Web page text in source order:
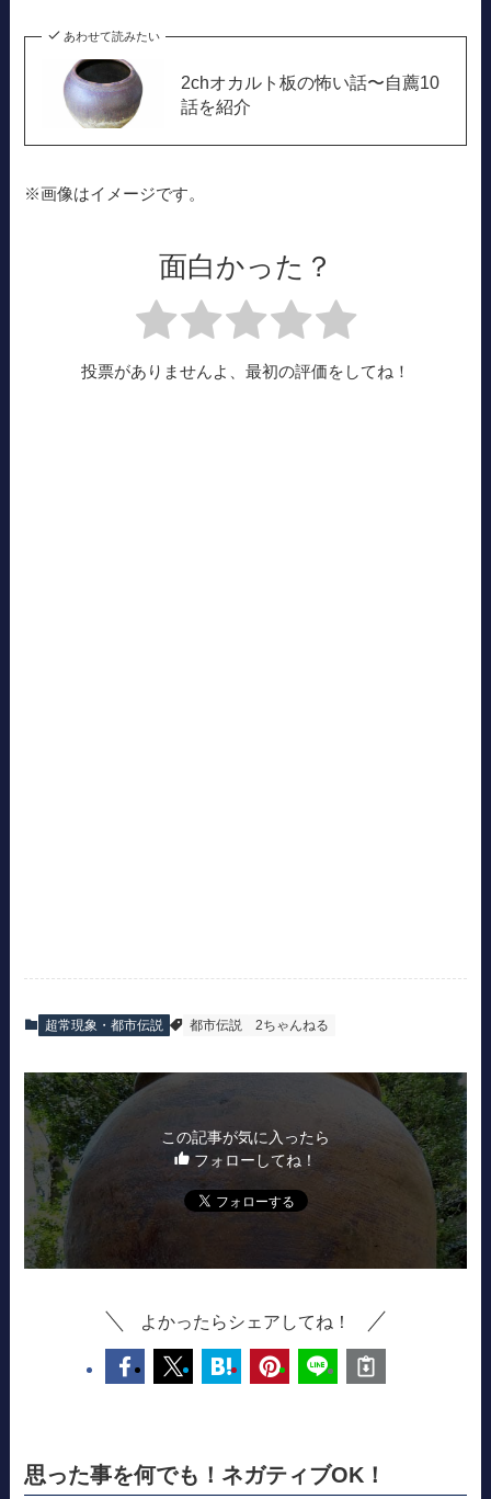
あわせて読みたい
2chオカルト板の怖い話〜自薦10
話を紹介
※画像はイメージです。
面白かった？
投票がありませんよ、最初の評価をしてね！
超常現象・都市伝説 都市伝説 2ちゃんねる
この記事が気に入ったら
フォローしてね！
よかったらシェアしてね！
思った事を何でも！ネガティブOK！